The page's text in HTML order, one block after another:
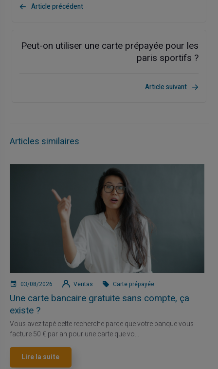
Article précédent
Peut-on utiliser une carte prépayée pour les
paris sportifs ?
Article suivant
Articles similaires
03/08/2026 Veritas Carte prépayée
Une carte bancaire gratuite sans compte, ça
existe ?
Vous avez tapé cette recherche parce que votre banque vous
facture 50 € par an pour une carte que vo...
Lire la suite